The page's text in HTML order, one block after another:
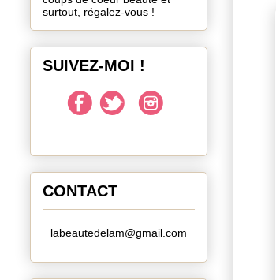
surtout, régalez-vous !
SUIVEZ-MOI !
CONTACT
labeautedelam@gmail.com